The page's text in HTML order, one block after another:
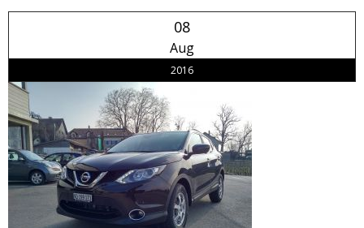
08
Aug
2016